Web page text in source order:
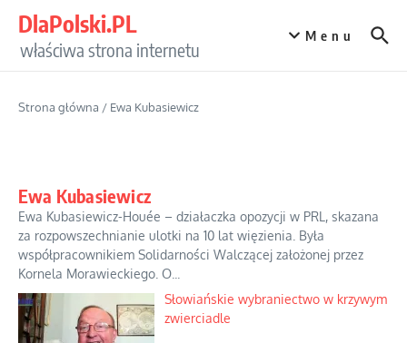
DlaPolski.PL
właściwa strona internetu
Menu
Strona główna / Ewa Kubasiewicz
Ewa Kubasiewicz
Ewa Kubasiewicz-Houée – działaczka opozycji w PRL, skazana
za rozpowszechnianie ulotki na 10 lat więzienia. Była
współpracownikiem Solidarności Walczącej założonej przez
Kornela Morawieckiego. O...
Słowiańskie wybraniectwo w krzywym
zwierciadle